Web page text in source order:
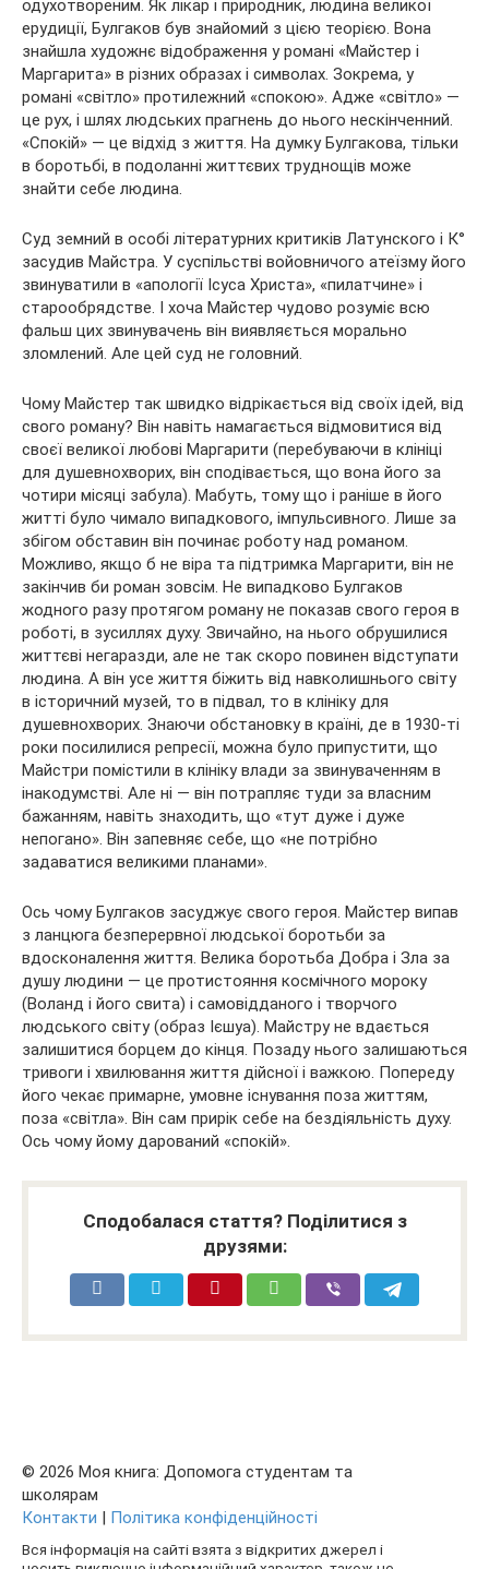
одухотвореним. Як лікар і природник, людина великої
ерудиції, Булгаков був знайомий з цією теорією. Вона
знайшла художнє відображення у романі «Майстер і
Маргарита» в різних образах і символах. Зокрема, у
романі «світло» протилежний «спокою». Адже «світло» —
це рух, і шлях людських прагнень до нього нескінченний.
«Спокій» — це відхід з життя. На думку Булгакова, тільки
в боротьбі, в подоланні життєвих труднощів може
знайти себе людина.
Суд земний в особі літературних критиків Латунского і К°
засудив Майстра. У суспільстві войовничого атеїзму його
звинуватили в «апології Ісуса Христа», «пилатчине» і
старообрядстве. І хоча Майстер чудово розуміє всю
фальш цих звинувачень він виявляється морально
зломлений. Але цей суд не головний.
Чому Майстер так швидко відрікається від своїх ідей, від
свого роману? Він навіть намагається відмовитися від
своєї великої любові Маргарити (перебуваючи в клініці
для душевнохворих, він сподівається, що вона його за
чотири місяці забула). Мабуть, тому що і раніше в його
житті було чимало випадкового, імпульсивного. Лише за
збігом обставин він починає роботу над романом.
Можливо, якщо б не віра та підтримка Маргарити, він не
закінчив би роман зовсім. Не випадково Булгаков
жодного разу протягом роману не показав свого героя в
роботі, в зусиллях духу. Звичайно, на нього обрушилися
життєві негаразди, але не так скоро повинен відступати
людина. А він усе життя біжить від навколишнього світу
в історичний музей, то в підвал, то в клініку для
душевнохворих. Знаючи обстановку в країні, де в 1930-ті
роки посилилися репресії, можна було припустити, що
Майстри помістили в клініку влади за звинуваченням в
інакодумстві. Але ні — він потрапляє туди за власним
бажанням, навіть знаходить, що «тут дуже і дуже
непогано». Він запевняє себе, що «не потрібно
задаватися великими планами».
Ось чому Булгаков засуджує свого героя. Майстер випав
з ланцюга безперервної людської боротьби за
вдосконалення життя. Велика боротьба Добра і Зла за
душу людини — це протистояння космічного мороку
(Воланд і його свита) і самовідданого і творчого
людського світу (образ Ієшуа). Майстру не вдається
залишитися борцем до кінця. Позаду нього залишаються
тривоги і хвилювання життя дійсної і важкою. Попереду
його чекає примарне, умовне існування поза життям,
поза «світла». Він сам прирік себе на бездіяльність духу.
Ось чому йому дарований «спокій».
Сподобалася стаття? Поділитися з
друзями:
© 2026 Моя книга: Допомога студентам та
школярам
Контакти | Політика конфіденційності
Вся інформація на сайті взята з відкритих джерел і